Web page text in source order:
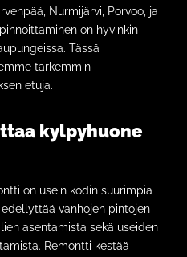
Nurmijärvi, Porvoo, ja
on hyvinkin
Tässä
tarkemmin
etuja.
kylpyhuone
on usein kodin suurimpia
vanhojen pintojen
asentamista sekä useiden
Remontti kestää